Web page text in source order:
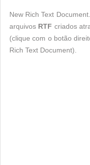
New Rich Text
arquivos RTF criados
(clique com o botão
Rich Text Document).